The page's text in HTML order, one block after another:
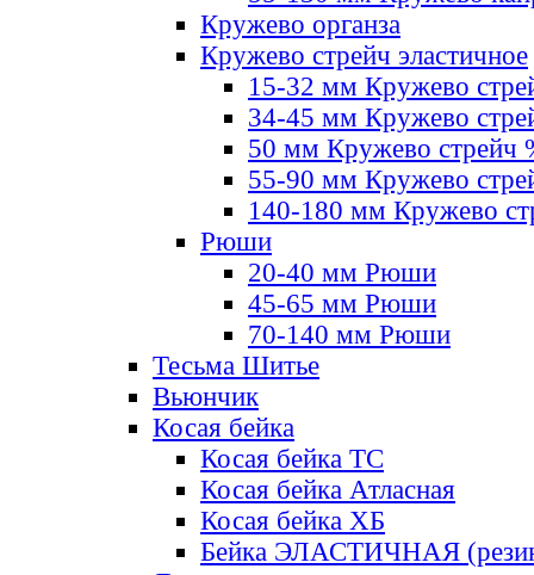
Кружево органза
Кружево стрейч эластичное
15-32 мм Кружево
34-45 мм Кружево
50 мм Кружево стрейч
55-90 мм Кружево
140-180 мм Кружево
Рюши
20-40 мм Рюши
45-65 мм Рюши
70-140 мм Рюши
Тесьма Шитье
Вьюнчик
Косая бейка
Косая бейка ТС
Косая бейка Атласная
Косая бейка ХБ
Бейка ЭЛАСТИЧНАЯ